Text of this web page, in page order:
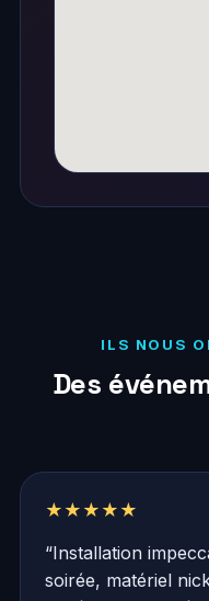
ILS NOUS
Des
★★★★★
“Installation
soirée, matériel